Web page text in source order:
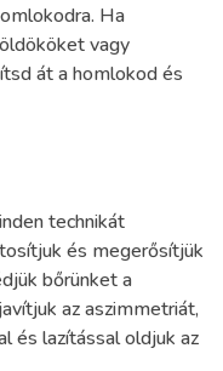
Ha
vagy
át a homlokod és
technikát
és megerősítjük
bőrünket a
az aszimmetriát,
és lazítással oldjuk az